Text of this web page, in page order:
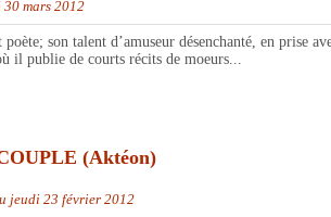
mars 2012
son talent d’amuseur désenchanté, en prise
il publie de courts récits de moeurs...
(Aktéon)
jeudi 23 février 2012